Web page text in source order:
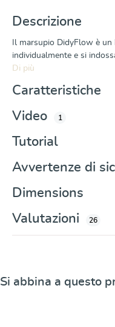
Descrizione
Il marsupio DidyFlow è
individualmente e si
Di più
Caratteristiche
Video
1
Tutorial
Avvertenze di
Dimensions
Valutazioni
26
Salta la galleria dei prodotti
Si abbina a questo